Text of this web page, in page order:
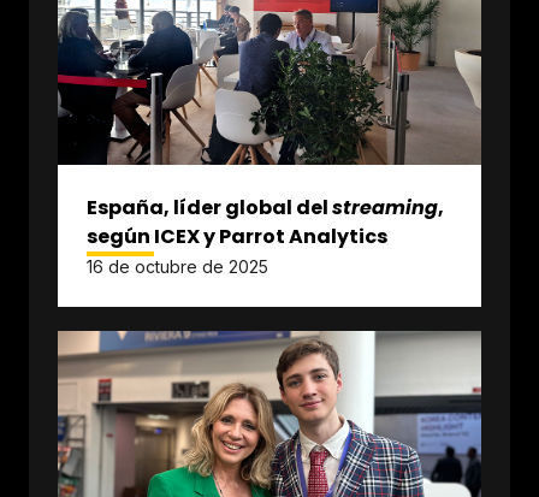
España, líder global delstreaming,
según ICEX y Parrot Analytics
16 de octubre de 2025